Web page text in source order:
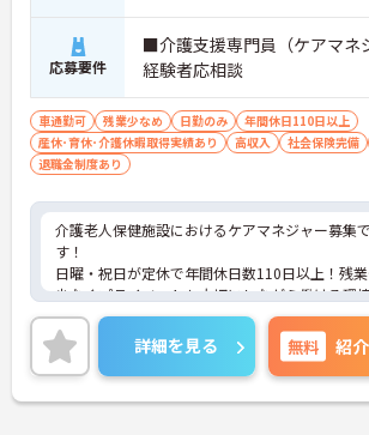
応募要件
■介護支援専門員（ケアマネ
経験者応相談
車通勤可 残業少なめ 日勤のみ
年間休日110日以上
産休･育休･介護休暇取得実績あり
高収入 社会保険完備
退職金制度あり
介護老人保健施設におけるケアマネジャー募集で
す！
日曜・祝日が定休で年間休日数110日以上！残業
少なくプライベートも大切にしながら働ける環
す！
ご興味ある方には、面接のポイントなど、さらに
細をお話致しますのでお気軽にご相談ください。
詳細を見る 無料 紹